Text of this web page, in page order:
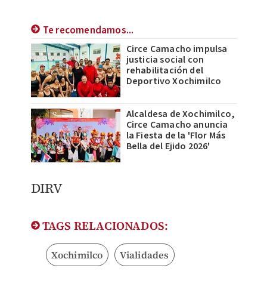
Te recomendamos...
Circe Camacho impulsa
justicia social con
rehabilitación del
Deportivo Xochimilco
Alcaldesa de Xochimilco,
Circe Camacho anuncia
la Fiesta de la 'Flor Más
Bella del Ejido 2026'
DIRV
TAGS RELACIONADOS:
Xochimilco Vialidades